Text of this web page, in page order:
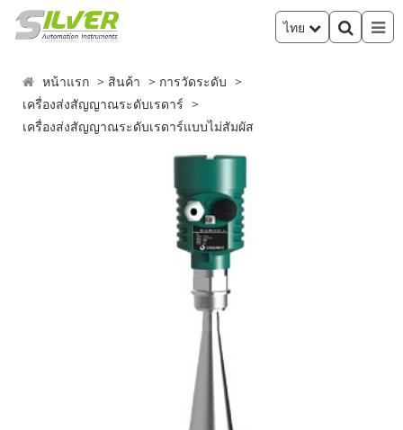
ไทย
หน้าแรก สินค้า
การวัดระดับ
เครื่องส่งสัญญาณระดับเรดาร์
เครื่องส่งสัญญาณระดับเรดาร์แบบไม่สัมผัส